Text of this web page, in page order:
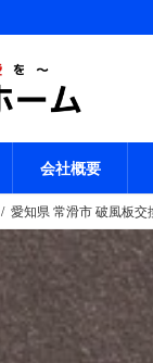
会社概要
愛知県 常滑市 破風板交